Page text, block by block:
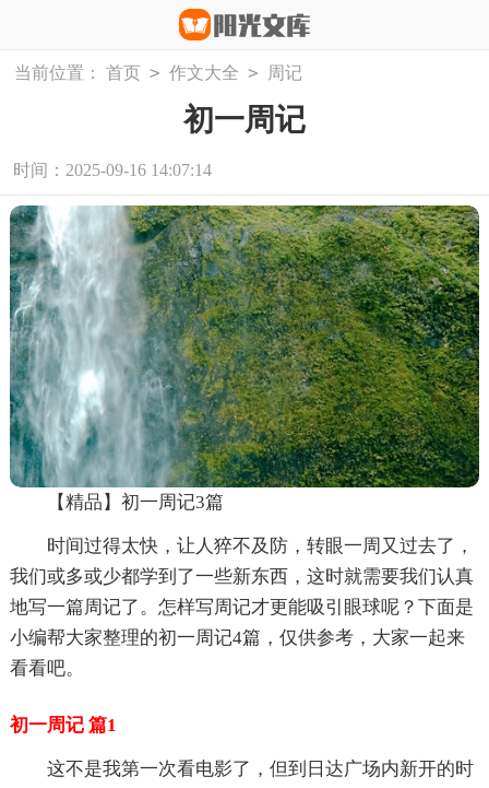
当前位置： 首页 > 作文大全 > 周记
初一周记
时间：2025-09-16 14:07:14
【精品】初一周记3篇
时间过得太快，让人猝不及防，转眼一周又过去了，
我们或多或少都学到了一些新东西，这时就需要我们认真
地写一篇周记了。怎样写周记才更能吸引眼球呢？下面是
小编帮大家整理的初一周记4篇，仅供参考，大家一起来
看看吧。
初一周记 篇1
这不是我第一次看电影了，但到日达广场内新开的时